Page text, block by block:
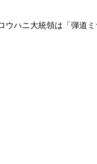
ウハニ大統領は「弾道